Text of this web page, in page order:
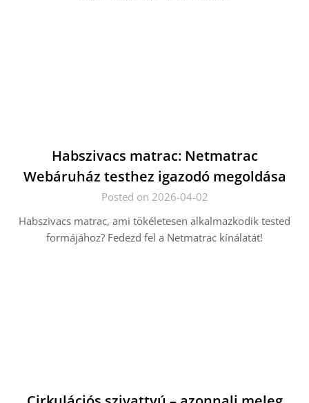
Habszivacs matrac: Netmatrac
Webáruház testhez igazodó megoldása
Posted on 2026-04-02
Habszivacs matrac, ami tökéletesen alkalmazkodik tested
formájához? Fedezd fel a Netmatrac kínálatát!